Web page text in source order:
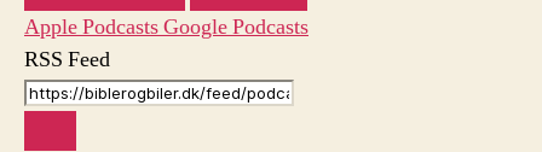
Apple PodcastsGoogle Podcasts
RSS Feed